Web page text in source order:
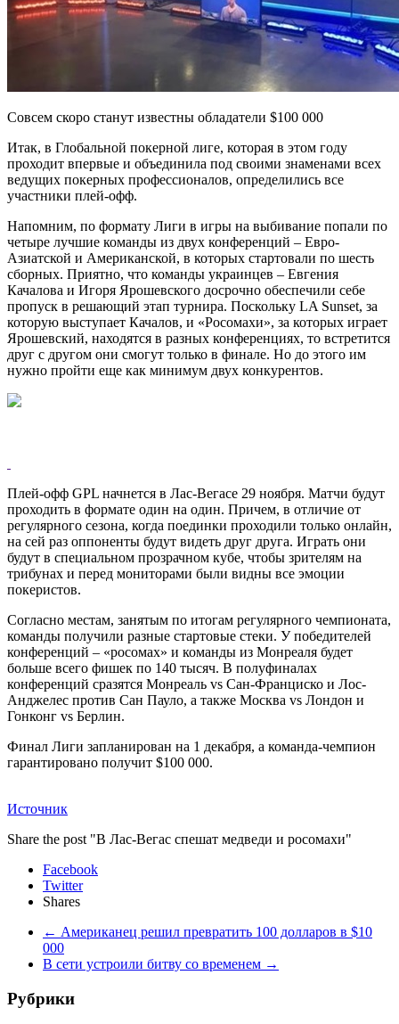
Совсем скоро станут известны обладатели $100 000
Итак, в Глобальной покерной лиге, которая в этом году
проходит впервые и объединила под своими знаменами всех
ведущих покерных профессионалов, определились все
участники плей-офф.
Напомним, по формату Лиги в игры на выбивание попали по
четыре лучшие команды из двух конференций – Евро-
Азиатской и Американской, в которых стартовали по шесть
сборных. Приятно, что команды украинцев – Евгения
Качалова и Игоря Ярошевского досрочно обеспечили себе
пропуск в решающий этап турнира. Поскольку LA Sunset, за
которую выступает Качалов, и «Росомахи», за которых играет
Ярошевский, находятся в разных конференциях, то встретится
друг с другом они смогут только в финале. Но до этого им
нужно пройти еще как минимум двух конкурентов.
Плей-офф GPL начнется в Лас-Вегасе 29 ноября. Матчи будут
проходить в формате один на один. Причем, в отличие от
регулярного сезона, когда поединки проходили только онлайн,
на сей раз оппоненты будут видеть друг друга. Играть они
будут в специальном прозрачном кубе, чтобы зрителям на
трибунах и перед мониторами были видны все эмоции
покеристов.
Согласно местам, занятым по итогам регулярного чемпионата,
команды получили разные стартовые стеки. У победителей
конференций – «росомах» и команды из Монреаля будет
больше всего фишек по 140 тысяч. В полуфиналах
конференций сразятся Монреаль vs Сан-Франциско и Лос-
Анджелес против Сан Пауло, а также Москва vs Лондон и
Гонконг vs Берлин.
Финал Лиги запланирован на 1 декабря, а команда-чемпион
гарантировано получит $100 000.
Источник
Share the post "В Лас-Вегас спешат медведи и росомахи"
Facebook
Twitter
Shares
← Американец решил превратить 100 долларов в $10
000
В сети устроили битву со временем →
Рубрики